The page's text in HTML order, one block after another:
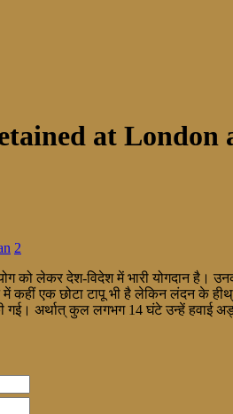
at
2
योग को लेकर देश-विदेश में भारी योगदान है।
कहीं एक छोटा टापू भी है लेकिन लंदन के
अर्थात् कुल लगभग 14 घंटे उन्हें हवाई